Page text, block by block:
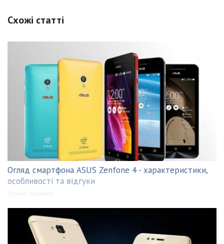
Схожі статті
Огляд смартфона ASUS Zenfone 4 - характеристики,
особливості та відгуки
Техніка і технології